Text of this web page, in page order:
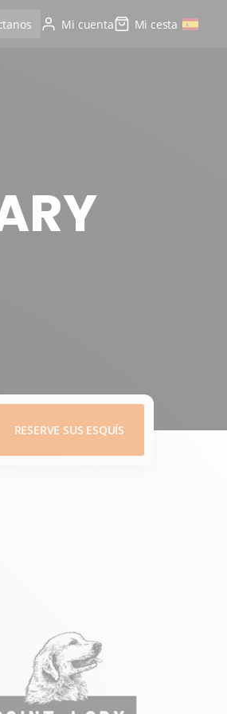
Mi cuenta Mi cesta
RESERVE SUS ESQUÍS